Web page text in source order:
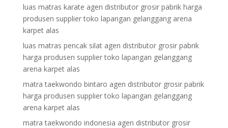
luas matras karate agen distributor grosir pabrik harga
produsen supplier toko lapangan gelanggang arena
karpet alas
luas matras pencak silat agen distributor grosir pabrik
harga produsen supplier toko lapangan gelanggang
arena karpet alas
matra taekwondo bintaro agen distributor grosir pabrik
harga produsen supplier toko lapangan gelanggang
arena karpet alas
matra taekwondo indonesia agen distributor grosir